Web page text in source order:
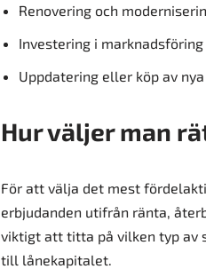
Renovering och
Investering i
Uppdatering eller köp av
Hur väljer man
För att välja det mest
erbjudanden utifrån ränta,
viktigt att titta på vilken typ av
till lånekapitalet.